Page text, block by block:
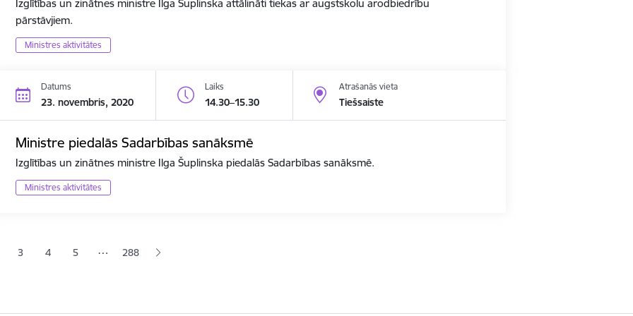
Izglītības un zinātnes ministre Ilga Šuplinska attālināti tiekas ar augstskolu arodbiedrību
pārstāvjiem.
Ministres aktivitātes
Datums
23. novembris, 2020
Laiks
14.30–15.30
Atrašanās vieta
Tiešsaiste
Ministre piedalās Sadarbības sanāksmē
Izglītības un zinātnes ministre Ilga Šuplinska piedalās Sadarbības sanāksmē.
Ministres aktivitātes
lapaLapa
3 Lapa
4 Lapa
5 … 288